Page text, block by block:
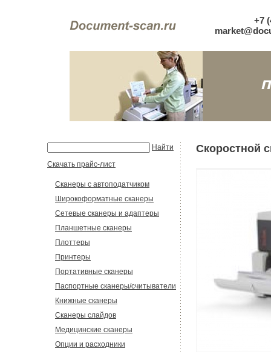
+7
Найти
Скачать прайс-лист
Сканеры с автоподатчиком
Широкоформатные сканеры
Сетевые сканеры и адаптеры
Планшетные сканеры
Плоттеры
Принтеры
Портативные сканеры
Паспортные сканеры/считыватели
Книжные сканеры
Сканеры слайдов
Медицинские сканеры
Опции и расходники
Скоростной